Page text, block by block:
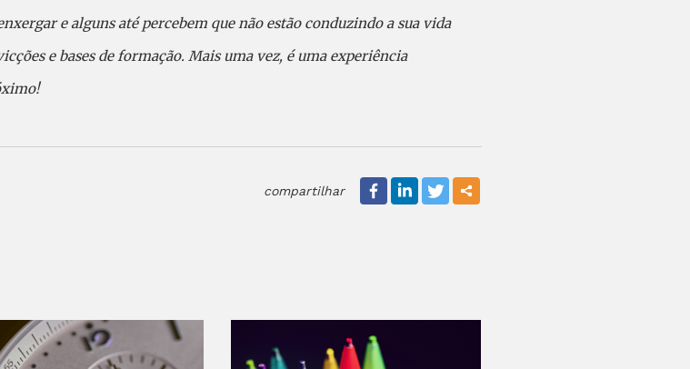
e alguns até percebem que não estão conduzindo a sua vida
e bases de formação. Mais uma vez, é uma experiência
compartilhar